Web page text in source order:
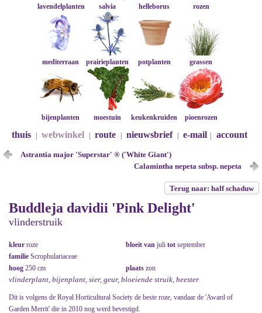
lavendelplanten salvia helleborus rozen
mediterraan prairieplanten potplanten grassen
bijenplanten moestuin keukenkruiden pioenrozen
thuis webwinkel route nieuwsbrief e-mail account
Astrantia major 'Superstar' ® ('White Giant')
Calamintha nepeta subsp. nepeta
Terug naar: half schaduw
Buddleja davidii 'Pink Delight'
vlinderstruik
kleur roze bloeit van juli tot september
familie Scrophulariaceae
hoog 250 cm plaats zon
vlinderplant, bijenplant, sier, geur, bloeiende struik, heester
Dit is volgens de Royal Horticultural Society de beste roze, vandaar de 'Award of
Garden Merrit' die in 2010 nog werd bevestigd.